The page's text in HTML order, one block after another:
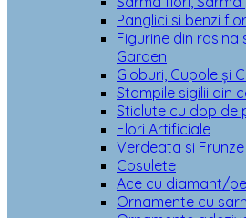
Panglici si benzi
Figurine din rasina
Garden
Globuri, Cupole și
Stampile sigilii din
Sticlute cu dop de
Flori Artificiale
Verdeata si Frunze
Cosulete
Ace cu diamant/
Ornamente cu